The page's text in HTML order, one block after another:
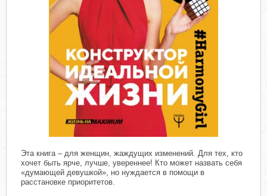
Эта книга – для женщин, жаждущих изменений. Для тех, кто
хочет быть ярче, лучше, увереннее! Кто может назвать себя
«думающей девушкой», но нуждается в помощи в
расстановке приоритетов.